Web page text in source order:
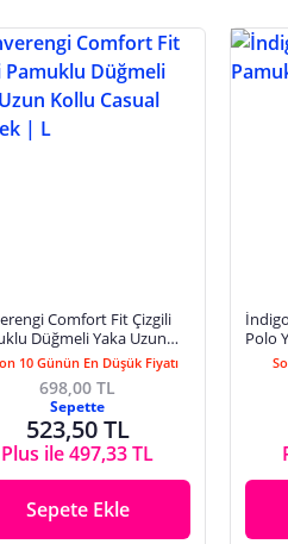
Comfort Fit Çizgili
Düğmeli Yaka Uzun
Casual Gömlek | L
10 Günün En Düşük Fiyatı
698,00 TL
Sepette
523,50 TL
Plus ile 497,33 TL
Sepete Ekle
Polo